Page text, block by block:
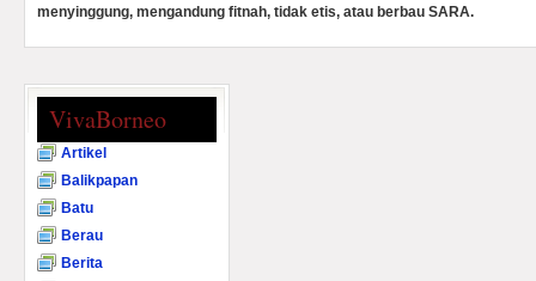
menyinggung, mengandung fitnah, tidak etis, atau berbau SARA.
VivaBorneo
Artikel
Balikpapan
Batu
Berau
Berita